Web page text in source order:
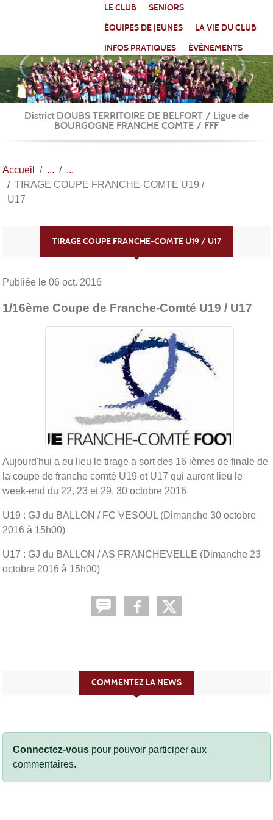
LE CLUB
SENIORS
ÉQUIPES DE JEUNES
LA VIE DU CLUB
INFOS PRATIQUES
ÉVÈNEMENTS
District DOUBS TERRITOIRE DE BELFORT / Ligue de
BOURGOGNE FRANCHE COMTE / FFF
Accueil
TIRAGE COUPE FRANCHE-COMTE U19 /
U17
TIRAGE COUPE FRANCHE-COMTE U19 / U17
Publiée le 06 oct. 2016
1/16ème Coupe de Franche-Comté U19 / U17
Aujourd'hui a eu lieu le tirage a sort des 16 ièmes de finale de
la coupe de franche comté U19 et U17 qui auront lieu le
week-end du 22, 23 et 29, 30 octobre 2016
U19 : GJ du BALLON / FC VESOUL (Dimanche 30 octobre
2016 à 15h00)
U17 : GJ du BALLON / AS FRANCHEVELLE (Dimanche 23
octobre 2016 à 15h00)
COMMENTEZ LA NEWS
Connectez-vous pour pouvoir participer aux
commentaires.
Panneau de gestion des cookies